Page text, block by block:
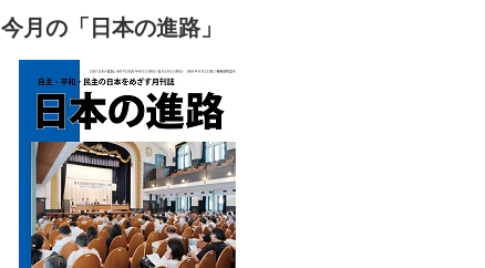
今月の「日本の進路」